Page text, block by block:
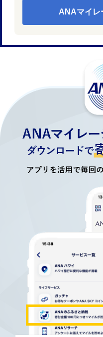
ANAマイレ